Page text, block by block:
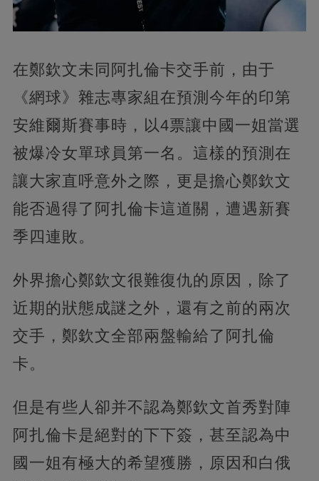
在鄭欽文未同阿扎倫卡交手前，由于
《網球》雜志專家組在預測今年的印第
安維爾斯賽事時，以4票讓中國一姐當選
被爆冷女單球員第一名。這樣的預測在
讓大家直呼意外之際，更是擔心鄭欽文
能否過得了阿扎倫卡這道關，遭遇新賽
季四連敗。
外界擔心鄭欽文很難復仇的原因，除了
近期的狀態成謎之外，還有之前的兩次
交手，鄭欽文全部兩盤輸給了阿扎倫
卡。
但是有些人卻并不認為鄭欽文首秀對陣
阿扎倫卡是絕對的下下簽，甚至認為中
國一姐有極大的希望獲勝，原因和白俄